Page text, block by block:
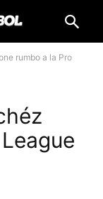
rumbo a la Pro